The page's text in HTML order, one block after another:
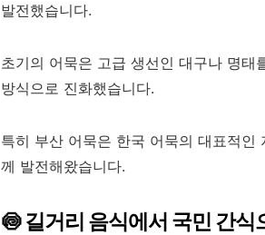
발전했습니다.
초기의 어묵은 고급 생선인 대구나 명태
방식으로 진화했습니다.
특히 부산 어묵은 한국 어묵의 대표적
께 발전해왔습니다.
🍥 길거리 음식에서 국민 간식